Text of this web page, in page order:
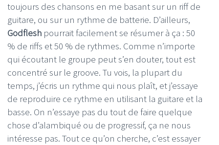
toujours des chansons en me basant sur un riff de
guitare, ou sur un rythme de batterie. D’ailleurs,
Godflesh pourrait facilement se résumer à ça : 50
% de riffs et 50 % de rythmes. Comme n’importe
qui écoutant le groupe peut s’en douter, tout est
concentré sur le groove. Tu vois, la plupart du
temps, j’écris un rythme qui nous plaît, et j’essaye
de reproduire ce rythme en utilisant la guitare et la
basse. On n’essaye pas du tout de faire quelque
chose d’alambiqué ou de progressif, ça ne nous
intéresse pas. Tout ce qu’on cherche, c’est essayer